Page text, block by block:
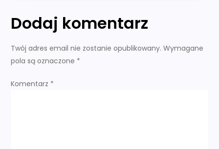
i
g
Dodaj komentarz
Twój adres email nie zostanie opublikowany. Wymagane
pola są oznaczone *
Komentarz *